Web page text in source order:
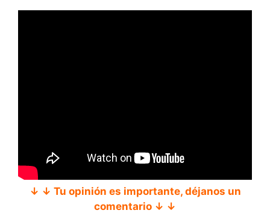
↓ ↓ Tu opinión es importante, déjanos un
comentario ↓ ↓